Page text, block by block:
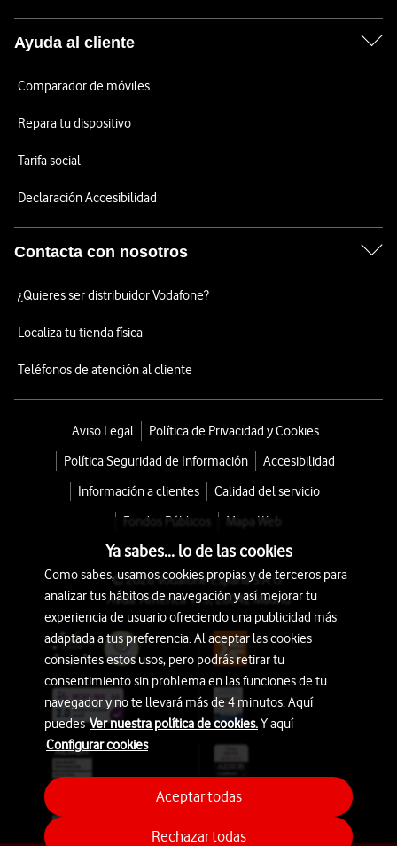
Ayuda al cliente
Comparador de móviles
Repara tu dispositivo
Tarifa social
Declaración Accesibilidad
Contacta con nosotros
¿Quieres ser distribuidor Vodafone?
Localiza tu tienda física
Teléfonos de atención al cliente
Aviso Legal
Política de Privacidad y Cookies
Política Seguridad de Información
Accesibilidad
Información a clientes
Calidad del servicio
Fondos Públicos
Mapa Web
© 2026 Vodafone España S.A.U.
Avda. América 115, 28042 Madrid
Ya sabes... lo de las cookies
Como sabes, usamos cookies propias y de terceros para
analizar tus hábitos de navegación y así mejorar tu
experiencia de usuario ofreciendo una publicidad más
adaptada a tus preferencia. Al aceptar las cookies
consientes estos usos, pero podrás retirar tu
consentimiento sin problema en las funciones de tu
navegador y no te llevará más de 4 minutos. Aquí
puedesVer nuestra política de cookies.Y aquí
Configurar cookies
Rechazar todas
Aceptar todas